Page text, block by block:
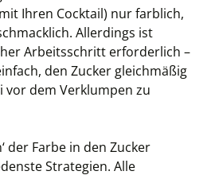
Ihren Cocktail) nur farblich,
Allerdings ist
Arbeitsschritt erforderlich –
den Zucker gleichmäßig
vor dem Verklumpen zu
der Farbe in den Zucker
Strategien. Alle